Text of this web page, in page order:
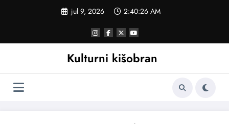
jul 9, 2026 2:40:27 AM
Kulturni kišobran